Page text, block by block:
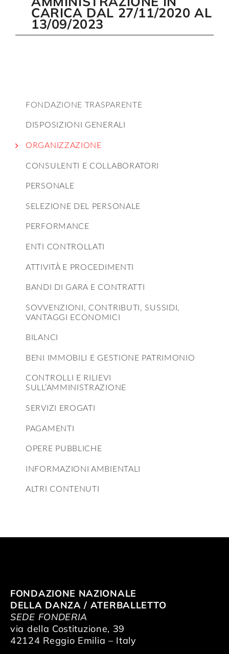
CARICA DAL 27/11/2020 AL
13/09/2023
FONDAZIONE TRASPARENTE
DISPOSIZIONI GENERALI
ORGANIZZAZIONE
CONSULENTI E COLLABORATORI
PERSONALE
SELEZIONE DEL PERSONALE
PERFORMANCE
ENTI CONTROLLATI
ATTIVITÀ E PROCEDIMENTI
BANDI DI GARA E CONTRATTI
SOVVENZIONI, CONTRIBUTI, SUSSIDI,
VANTAGGI ECONOMICI
BILANCI
BENI IMMOBILI E GESTIONE PATRIMONIO
CONTROLLI E RILIEVI
SULL’AMMINISTRAZIONE
SERVIZI EROGATI
PAGAMENTI
OPERE PUBBLICHE
INFORMAZIONI AMBIENTALI
ALTRI CONTENUTI
FONDAZIONE NAZIONALE
DELLA DANZA / ATERBALLETTO
SEDE FONDERIA
via della Costituzione, 39
42124 Reggio Emilia – Italy